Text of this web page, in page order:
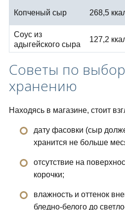
Копченый сыр 268,5
Соус из
адыгейского сыра
127,2
Советы по
хранению
Находясь в магазине, стоит
дату фасовки (сыр
хранится не больше
отсутствие на
корочки;
влажность и оттенок
бледно-белого до